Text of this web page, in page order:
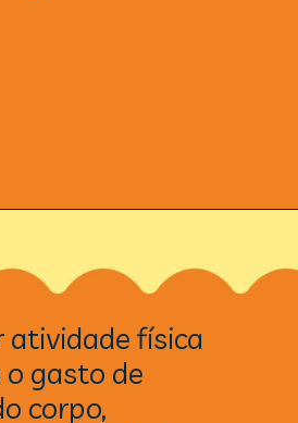
atividade física
gasto de
corpo,